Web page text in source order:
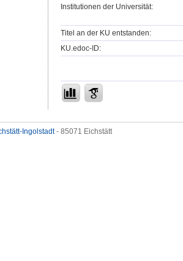
Institutionen der Universität:
Titel an der KU entstanden:
KU.edoc-ID:
Ingolstadt- 85071 Eichstätt